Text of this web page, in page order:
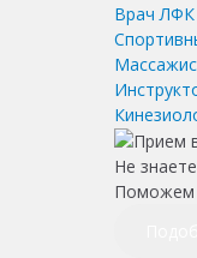
Врач ЛФК
Не
Поможем